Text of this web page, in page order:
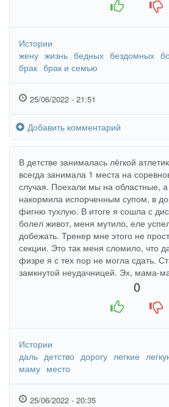
Истории
жену жизнь бедных бездомных
брак брак и семью
25/06/2022 - 21:51
Добавить комментарий
В детстве занималась лёгкой
всегда занимала 1 места на
случая. Поехали мы на областные,
накормила испорченным супом, в
фигню тухлую. В итоге я сошла с
болел живот, меня мутило, еле
добежать. Тренер мне этого не
секции. Это так меня сломило, что
физре я с тех пор не могла сдать.
замкнутой неудачницей. Эх, мама-
0
Истории
даль детство дорогу легкие
маму место
25/06/2022 - 20:35